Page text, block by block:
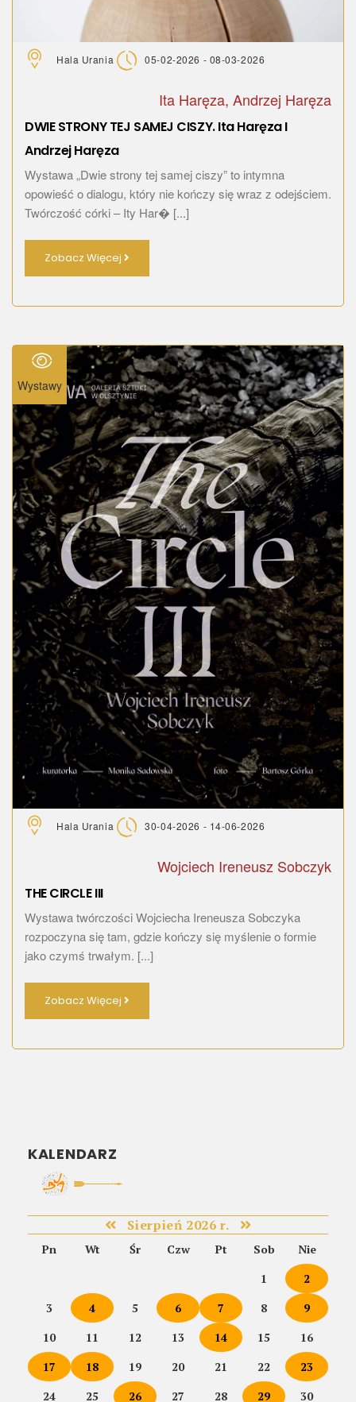
Hala Urania 05-02-2026 - 08-03-2026
Ita Haręza, Andrzej Haręza
DWIE STRONY TEJ SAMEJ CISZY. Ita Haręza I
Andrzej Haręza
Wystawa „Dwie strony tej samej ciszy” to intymna
opowieść o dialogu, który nie kończy się wraz z odejściem.
Twórczość córki – Ity Har� [...]
Zobacz Więcej
Wystawy
Hala Urania 30-04-2026 - 14-06-2026
Wojciech Ireneusz Sobczyk
THE CIRCLE III
Wystawa twórczości Wojciecha Ireneusza Sobczyka
rozpoczyna się tam, gdzie kończy się myślenie o formie
jako czymś trwałym. [...]
Zobacz Więcej
KALENDARZ
Sierpień 2026 r.
Pn Wt Śr Czw Pt Sob
Nie
1
2
3
4 5 6 7 8
9
10
11 12 13 14 15
16
17
18 19 20 21 22
23
24
25 26 27 28 29 30